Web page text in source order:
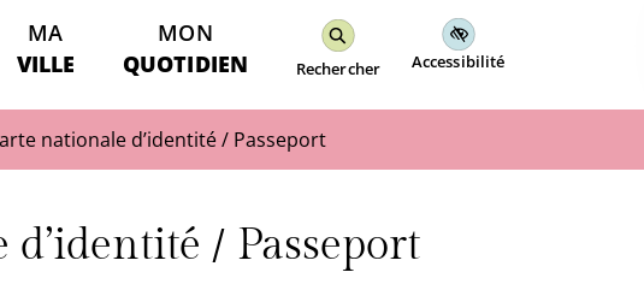
MA
VILLE
MON
QUOTIDIEN
Rechercher Accessibilité
nationale d’identité / Passeport
/ Passeport